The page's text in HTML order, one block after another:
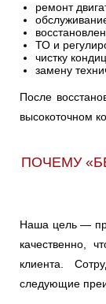
ремонт
ТО и
чистку
замену
После
высокоточном
ПОЧЕМУ
Наша цель —
качественно,
клиента.
следующие